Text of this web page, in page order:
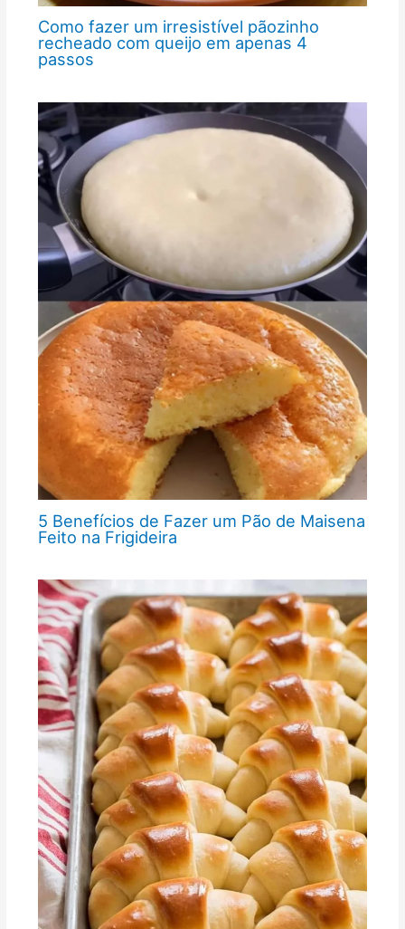
Como fazer um irresistível pãozinho
recheado com queijo em apenas 4
passos
5 Benefícios de Fazer um Pão de Maisena
Feito na Frigideira